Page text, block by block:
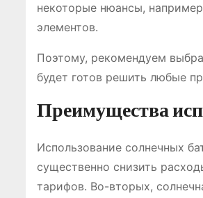
некоторые нюансы,
элементов.
Поэтому, рекомендуем
будет готов решить любые
Преимущества
Использование солнечных
существенно снизить
тарифов. Во-вторых,